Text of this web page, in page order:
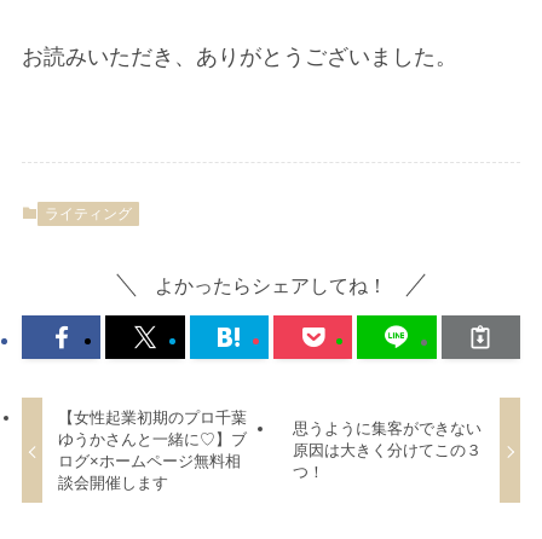
お読みいただき、ありがとうございました。
ライティング
よかったらシェアしてね！
【女性起業初期のプロ千葉
ゆうかさんと一緒に♡】ブ
ログ×ホームページ無料相
談会開催します
思うように集客ができない
原因は大きく分けてこの３
つ！